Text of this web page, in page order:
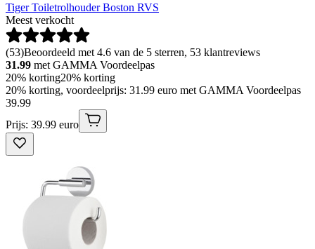
Tiger Toiletrolhouder Boston RVS
Meest verkocht
(53)Beoordeeld met 4.6 van de 5 sterren, 53 klantreviews
31.99 met GAMMA Voordeelpas
20% korting20% korting
20% korting, voordeelprijs: 31.99 euro met GAMMA Voordeelpas
39.99
Prijs: 39.99 euro